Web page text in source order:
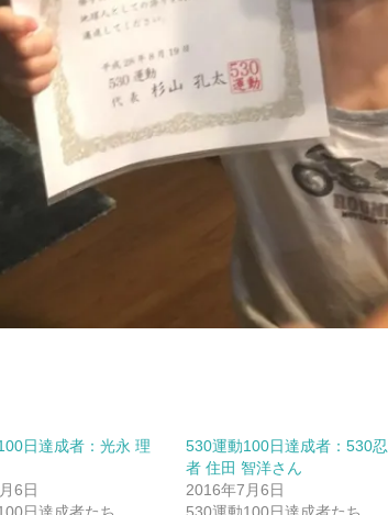
日達成者：光永 理
6日
530運動100日達成者：530忍
者 住田 智洋さん
2016年7月6日